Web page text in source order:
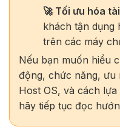
🚀 Tối ưu hóa
khách tận dụng
trên các máy
Nếu bạn muốn hiểu
động, chức năng, ưu
Host OS, và cách
hãy tiếp tục đọc